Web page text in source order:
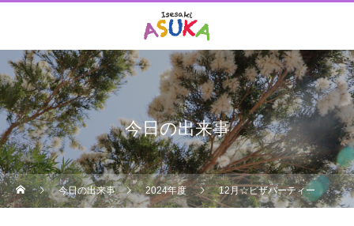
今日の出来事
今日の出来事 2024年度 12月☆ピザパーティー